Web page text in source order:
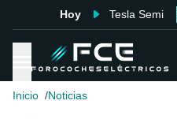
Hoy Tesla Semi
Inicio Noticias